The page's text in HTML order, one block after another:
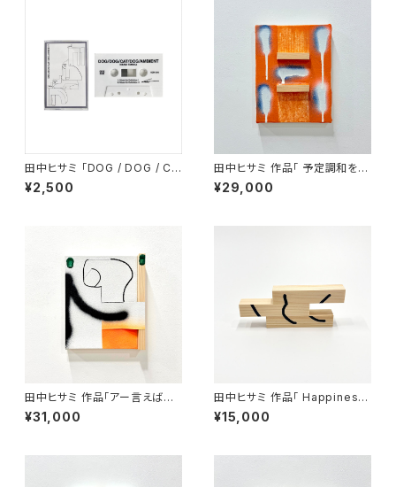
田中ヒサミ 「DOG / DOG / CA
T / DOG / AMBIENT」カセット
¥2,500
田中ヒサミ 作品「 予定調和を避
けられないのであれば」
¥29,000
田中ヒサミ 作品「アー言えばコ
ー言うだろう 」
¥31,000
田中ヒサミ 作品「 Happiness
2」
¥15,000